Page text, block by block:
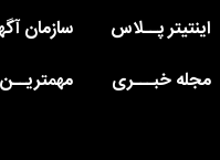
اینتیتر پــلاس
سازمان
مجله خبـــری